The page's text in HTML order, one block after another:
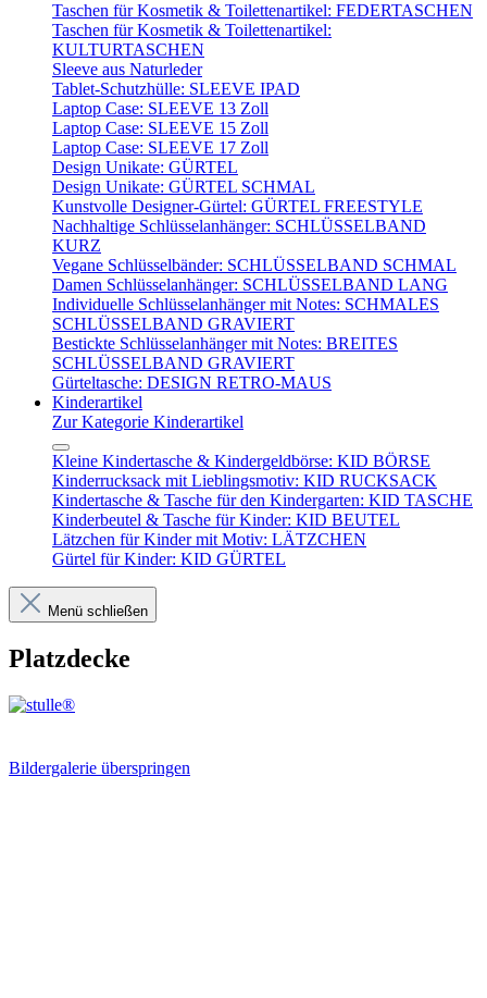
Taschen für Kosmetik & Toilettenartikel: FEDERTASCHEN
Taschen für Kosmetik & Toilettenartikel:
KULTURTASCHEN
Sleeve aus Naturleder
Tablet-Schutzhülle: SLEEVE IPAD
Laptop Case: SLEEVE 13 Zoll
Laptop Case: SLEEVE 15 Zoll
Laptop Case: SLEEVE 17 Zoll
Design Unikate: GÜRTEL
Design Unikate: GÜRTEL SCHMAL
Kunstvolle Designer-Gürtel: GÜRTEL FREESTYLE
Nachhaltige Schlüsselanhänger: SCHLÜSSELBAND
KURZ
Vegane Schlüsselbänder: SCHLÜSSELBAND SCHMAL
Damen Schlüsselanhänger: SCHLÜSSELBAND LANG
Individuelle Schlüsselanhänger mit Notes: SCHMALES
SCHLÜSSELBAND GRAVIERT
Bestickte Schlüsselanhänger mit Notes: BREITES
SCHLÜSSELBAND GRAVIERT
Gürteltasche: DESIGN RETRO-MAUS
Kinderartikel
Zur Kategorie Kinderartikel
Kleine Kindertasche & Kindergeldbörse: KID BÖRSE
Kinderrucksack mit Lieblingsmotiv: KID RUCKSACK
Kindertasche & Tasche für den Kindergarten: KID TASCHE
Kinderbeutel & Tasche für Kinder: KID BEUTEL
Lätzchen für Kinder mit Motiv: LÄTZCHEN
Gürtel für Kinder: KID GÜRTEL
Menü schließen
Platzdecke
Bildergalerie überspringen